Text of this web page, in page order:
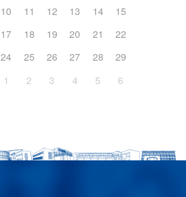
10 11 12 13 14
15
17 18 19 20 21
22
24 25 26 27 28
29
1 2 3 4 5 6